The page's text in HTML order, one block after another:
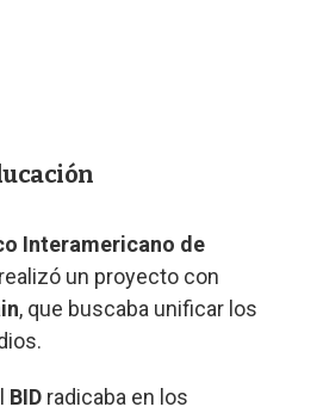
Interamericano de
un proyecto con
, que buscaba unificar los
BID radicaba en los